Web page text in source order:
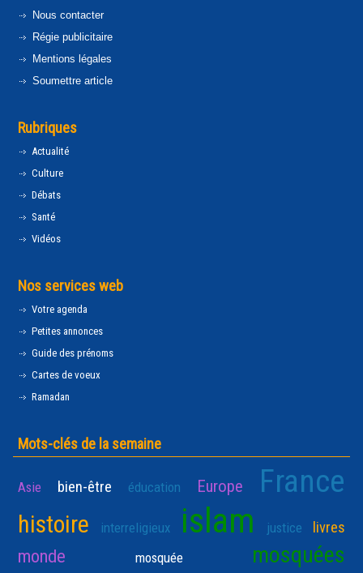
Nous contacter
Régie publicitaire
Mentions légales
Soumettre article
Rubriques
Actualité
Culture
Débats
Santé
Vidéos
Nos services web
Votre agenda
Petites annonces
Guide des prénoms
Cartes de voeux
Ramadan
Mots-clés de la semaine
Asie bien-être éducation Europe France
histoire interreligieux islam justice livres
monde mosquée mosquées